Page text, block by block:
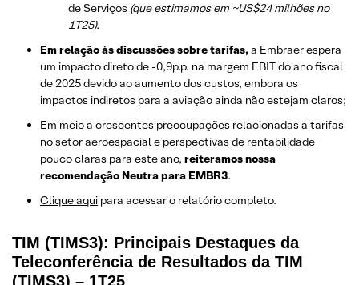
de Serviços (que estimamos em ~US$24 milhões no
1T25).
Em relação às discussões sobre tarifas,a Embraer espera
um impacto direto de -0,9p.p. na margem EBIT do ano fiscal
de 2025 devido ao aumento dos custos, embora os
impactos indiretos para a aviação ainda não estejam claros;
Em meio a crescentes preocupações relacionadas a tarifas
no setor aeroespacial e perspectivas de rentabilidade
pouco claras para este ano, reiteramos nossa
recomendação Neutra para EMBR3.
​Clique aqui para acessar o relatório completo.
TIM (TIMS3): Principais Destaques da
Teleconferência de Resultados da TIM
(TIMS3) – 1T25